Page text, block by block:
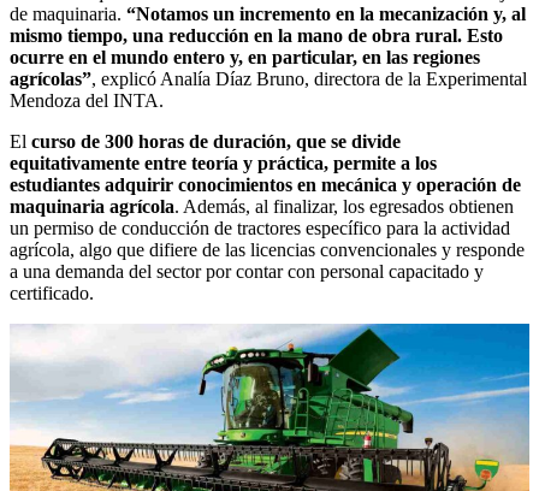
de maquinaria. “Notamos un incremento en la mecanización y, al
mismo tiempo, una reducción en la mano de obra rural. Esto
ocurre en el mundo entero y, en particular, en las regiones
agrícolas”, explicó Analía Díaz Bruno, directora de la Experimental
Mendoza del INTA.
El curso de 300 horas de duración, que se divide
equitativamente entre teoría y práctica, permite a los
estudiantes adquirir conocimientos en mecánica y operación de
maquinaria agrícola. Además, al finalizar, los egresados obtienen
un permiso de conducción de tractores específico para la actividad
agrícola, algo que difiere de las licencias convencionales y responde
a una demanda del sector por contar con personal capacitado y
certificado.